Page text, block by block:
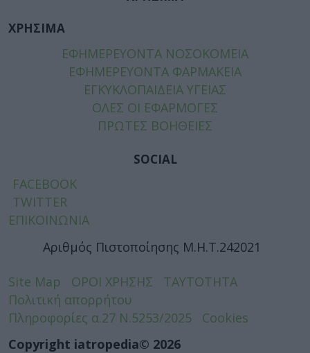
ΧΡΗΣΙΜΑ
ΕΦΗΜΕΡΕΥΟΝΤΑ ΝΟΣΟΚΟΜΕΙΑ
ΕΦΗΜΕΡΕΥΟΝΤΑ ΦΑΡΜΑΚΕΙΑ
ΕΓΚΥΚΛΟΠΑΙΔΕΙΑ ΥΓΕΙΑΣ
ΟΛΕΣ ΟΙ ΕΦΑΡΜΟΓΕΣ
ΠΡΩΤΕΣ ΒΟΗΘΕΙΕΣ
SOCIAL
FACEBOOK
TWITTER
ΕΠΙΚΟΙΝΩΝΙΑ
Αριθμός Πιστοποίησης Μ.Η.Τ.242021
Site Map ΟΡΟΙ ΧΡΗΣΗΣ
ΤΑΥΤΟΤΗΤΑ
Πολιτική απορρήτου
Πληροφορίες α.27 Ν.5253/2025
Cookies
Copyright iatropedia© 2026